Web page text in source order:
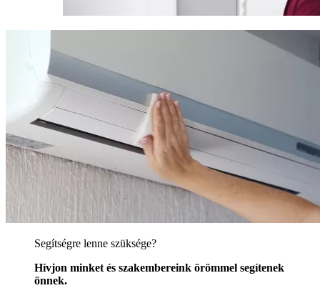
Segítségre lenne szüksége?
Hívjon minket és szakembereink örömmel segítenek
önnek.